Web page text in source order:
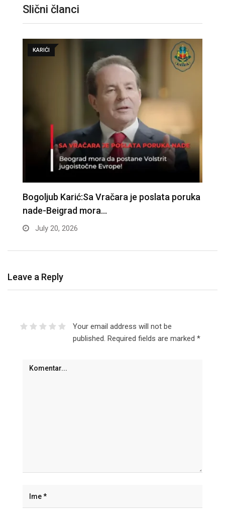
Slični članci
KARIĆI
Bogoljub Karić:Sa Vračara je poslata poruka
nade-Beigrad mora…
July 20, 2026
Leave a Reply
Your email address will not be
published. Required fields are marked *